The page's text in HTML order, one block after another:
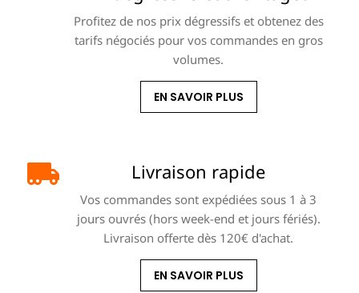
Profitez de nos prix dégressifs et obtenez des
tarifs négociés pour vos commandes en gros
volumes.
EN SAVOIR PLUS
Livraison rapide
Vos commandes sont expédiées sous 1 à 3
jours ouvrés (hors week-end et jours fériés).
Livraison offerte dès 120€ d'achat.
EN SAVOIR PLUS